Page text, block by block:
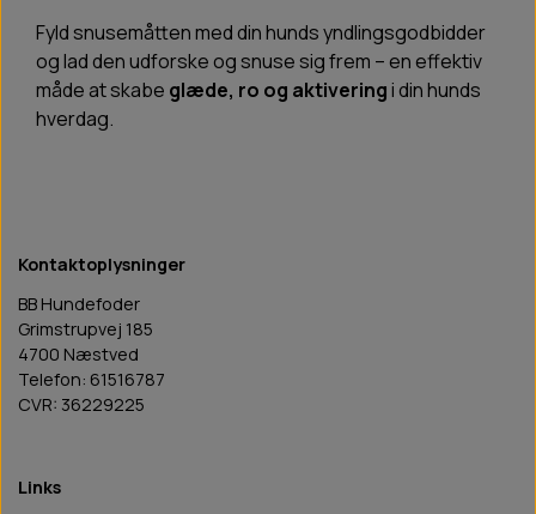
Fyld snusemåtten med din hunds yndlingsgodbidder
og lad den udforske og snuse sig frem – en effektiv
måde at skabe glæde, ro og aktiveringi din hunds
hverdag.
Kontaktoplysninger
BB Hundefoder
Grimstrupvej 185
4700 Næstved
Telefon: 61516787
CVR: 36229225
Links